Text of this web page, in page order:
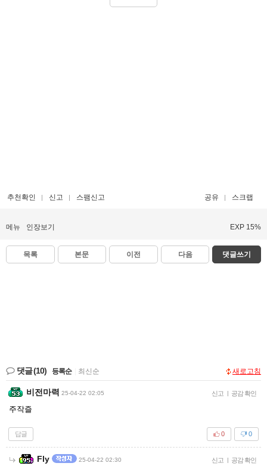
추천확인 신고 스팸신고 공유 스크랩
메뉴 인장보기 EXP 15%
목록 본문 이전 다음 댓글쓰기
댓글(10) 등록순 최신순 새로고침
비전마력 25-04-22 02:05 신고 | 공감 확인
주작즐
답글 0
0
Fly 25-04-22 02:30 신고 | 공감 확인